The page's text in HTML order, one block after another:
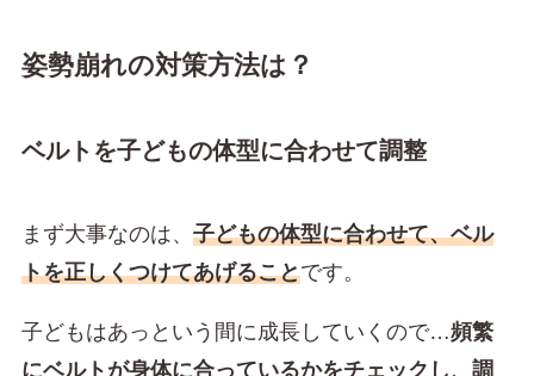
姿勢崩れの対策方法は？
ベルトを子どもの体型に合わせて調整
まず大事なのは、 子どもの体型に合わせて、ベル
トを正しくつけてあげることです。
子どもはあっという間に成長していくので…頻繁
にベルトが身体に合っているかをチェックし、調